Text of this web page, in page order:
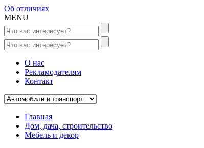
Об отличиях
MENU
О нас
Рекламодателям
Контакт
Главная
Дом, дача, строительство
Мебель и декор